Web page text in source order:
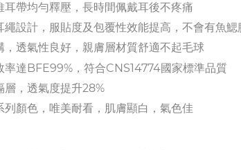
帶均勻釋壓， 長時間佩戴耳後不疼痛
繩設計，服貼度及包覆性效能提高，不會有魚鰓
，透氣性良好，親膚層材質舒適不起毛球
率達BFE99%，符合CNS14774國家標準品質
層，透氣度提升28%
列顏色，唯美耐看，肌膚顯白，氣色佳